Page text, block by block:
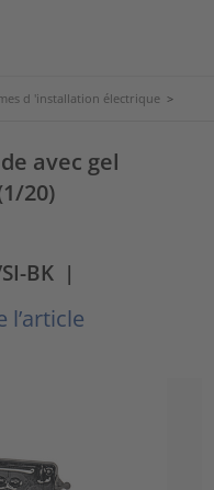
d 'installation électrique >
avec gel
20)
BK |
l’article